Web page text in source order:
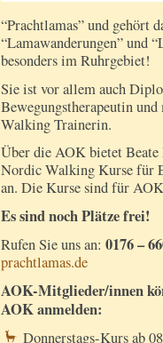
“Prachtlamas” und gehört
“Lamawanderungen” und
besonders im Ruhrgebiet!
Sie ist vor allem auch
Bewegungstherapeutin
Walking Trainerin.
Über die AOK bietet Beate
Nordic Walking Kurse für
an. Die Kurse sind für
Es sind noch Plätze frei!
Rufen Sie uns an: 0176 –
prachtlamas.de
AOK-Mitglieder/innen
AOK anmelden:
Donnerstags-Kurs ab